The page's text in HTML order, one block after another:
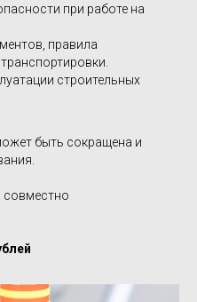
при работе на
правила
строительных
быть сокращена и
совместно